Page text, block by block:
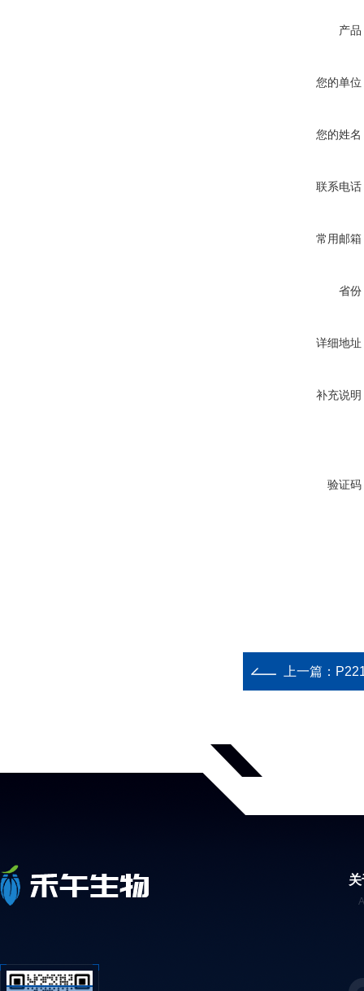
产品
您的单位
您的姓名
联系电话
常用邮箱
省份
详细地址
补充说明
验证码
上一篇：